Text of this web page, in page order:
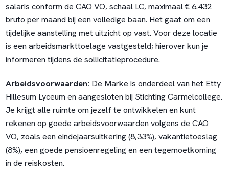
salaris conform de CAO VO, schaal LC, maximaal € 6.432
bruto per maand bij een volledige baan. Het gaat om een
tijdelijke aanstelling met uitzicht op vast. Voor deze locatie
is een arbeidsmarkttoelage vastgesteld; hierover kun je
informeren tijdens de sollicitatieprocedure.
Arbeidsvoorwaarden: De Marke is onderdeel van het Etty
Hillesum Lyceum en aangesloten bij Stichting Carmelcollege.
Je krijgt alle ruimte om jezelf te ontwikkelen en kunt
rekenen op goede arbeidsvoorwaarden volgens de CAO
VO, zoals een eindejaarsuitkering (8,33%), vakantietoeslag
(8%), een goede pensioenregeling en een tegemoetkoming
in de reiskosten.